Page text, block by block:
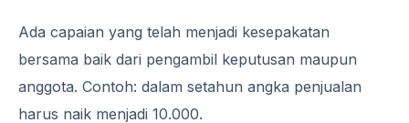
Ada capaian yang telah menjadi kesepakatan
bersama baik dari pengambil keputusan maupun
anggota. Contoh: dalam setahun angka penjualan
harus naik menjadi 10.000.